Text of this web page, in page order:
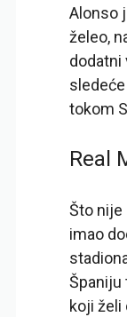
Alonso
želeo,
dodatni
tokom
Real
Što nije
imao
Španiju
koji želi